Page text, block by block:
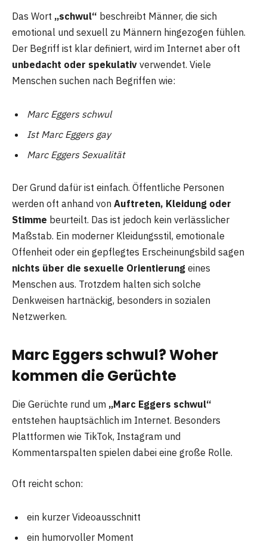
Das Wort „schwul“ beschreibt Männer, die sich
emotional und sexuell zu Männern hingezogen fühlen.
Der Begriff ist klar definiert, wird im Internet aber oft
unbedacht oder spekulativ verwendet. Viele
Menschen suchen nach Begriffen wie:
Marc Eggers schwul
Ist Marc Eggers gay
Marc Eggers Sexualität
Der Grund dafür ist einfach. Öffentliche Personen
werden oft anhand von Auftreten, Kleidung oder
Stimme beurteilt. Das ist jedoch kein verlässlicher
Maßstab. Ein moderner Kleidungsstil, emotionale
Offenheit oder ein gepflegtes Erscheinungsbild sagen
nichts über die sexuelle Orientierung eines
Menschen aus. Trotzdem halten sich solche
Denkweisen hartnäckig, besonders in sozialen
Netzwerken.
Marc Eggers schwul? Woher
kommen die Gerüchte
Die Gerüchte rund um „Marc Eggers schwul“
entstehen hauptsächlich im Internet. Besonders
Plattformen wie TikTok, Instagram und
Kommentarspalten spielen dabei eine große Rolle.
Oft reicht schon:
ein kurzer Videoausschnitt
ein humorvoller Moment